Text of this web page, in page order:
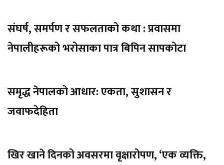
संघर्ष, समर्पण र सफलताको कथा : प्रवासमा
नेपालीहरूको भरोसाका पात्र बिपिन सापकोटा
समृद्ध नेपालको आधार: एकता, सुशासन र
जवाफदेहिता
खिर खाने दिनको अवसरमा वृक्षारोपण, ‘एक व्यक्ति,